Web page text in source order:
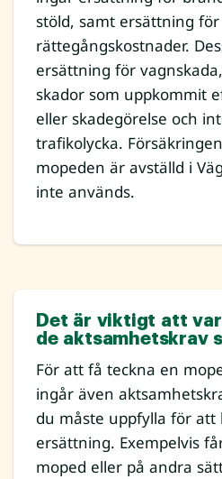
stöld, samt ersättning
rättegångskostnader.
ersättning för
skador som uppkommit
eller skadegörelse och
trafikolycka.
mopeden är avställd i
inte används.
Det är viktigt att
de aktsamhetskrav
För att få teckna en
ingår även
du måste uppfylla för att
ersättning. Exempelvis
moped eller på andra